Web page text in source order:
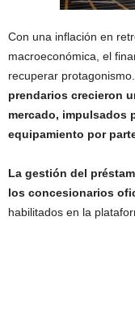
Con una inflación en
macroeconómica, el
recuperar protagonismo.
prendarios crecieron
mercado, impulsados
equipamiento por
La gestión del
los concesionarios
habilitados en la